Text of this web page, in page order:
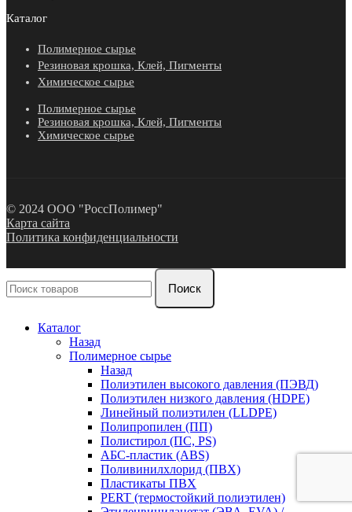
Каталог
Полимерное сырье
Резиновая крошка, Клей, Пигменты
Химическое сырье
Полимерное сырье
Резиновая крошка, Клей, Пигменты
Химическое сырье
© 2024 ООО "РоссПолимер"
Карта сайта
Политика конфиденциальности
Поиск
Каталог
Назад
Полимерное сырье
Назад
Полиэтилен высокого давления (ПЭВД)
Полиэтилен низкого давления (HDPE)
Линейный полиэтилен (LLDPE)
Полипропилен (ПП)
Полистирол (ПС, PS)
АБС-пластик (ABS)
Поливинилхлорид (ПВХ)
Пластикаты ПВХ
PERT (термостойкий полиэтилен)